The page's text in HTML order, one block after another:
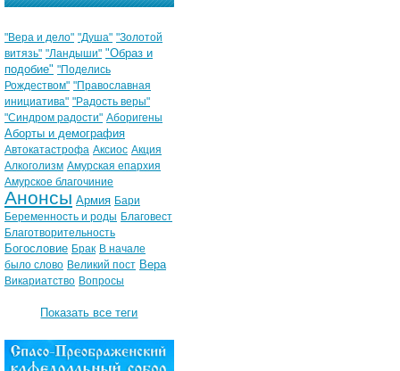
"Вера и дело" "Душа" "Золотой
витязь" "Ландыши" "Образ и
подобие" "Поделись
Рождеством" "Православная
инициатива" "Радость веры"
"Синдром радости" Аборигены
Аборты и демография
Автокатастрофа Аксиос Акция
Алкоголизм Амурская епархия
Амурское благочиние
Анонсы Армия Бари
Беременность и роды Благовест
Благотворительность
Богословие Брак В начале
было слово Великий пост Вера
Викариатство Вопросы
Показать все теги